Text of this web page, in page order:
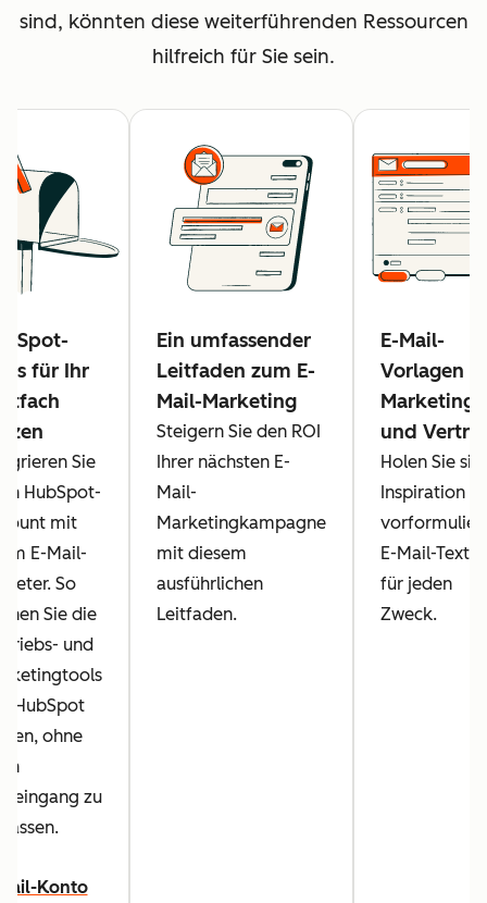
sind, könnten diese weiterführenden Ressourcen
hilfreich für Sie sein.
für Ihr
Sie
HubSpot-
mit
E-Mail-
So
Sie die
und
HubSpot
ohne
zu
Konto
Ein umfassender
Leitfaden zum E-
Mail-Marketing
Steigern Sie den ROI
Ihrer nächsten E-
Mail-
Marketingkampagne
mit diesem
ausführlichen
Leitfaden.
E-Mail-
Vorlagen
Marketing
und
Holen Sie
Inspiration
E-Mail-
für jeden
Zweck.